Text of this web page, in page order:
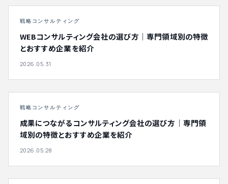
戦略コンサルティング
WEBコンサルティング会社の選び方｜専門領域別の特徴
とおすすめ企業を紹介
2026.05.31
戦略コンサルティング
成果につながるコンサルティング会社の選び方｜専門領
域別の特徴とおすすめ企業を紹介
2026.05.28